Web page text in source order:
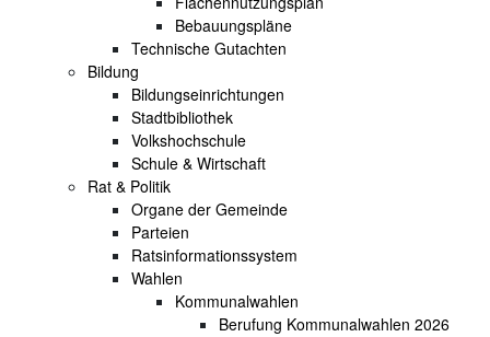
Bebauungspläne
Technische Gutachten
Bildung
Bildungseinrichtungen
Stadtbibliothek
Volkshochschule
Schule & Wirtschaft
Rat & Politik
Organe der Gemeinde
Parteien
Ratsinformationssystem
Wahlen
Kommunalwahlen
Berufung Kommunalwahlen 2026